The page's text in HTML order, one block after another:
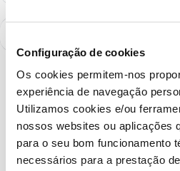
Configuração de cookies
Os cookies permitem-nos
experiência de navegação
Utilizamos cookies e/ou
nossos websites ou aplicações
para o seu bom funcionamento
necessários para a prestação